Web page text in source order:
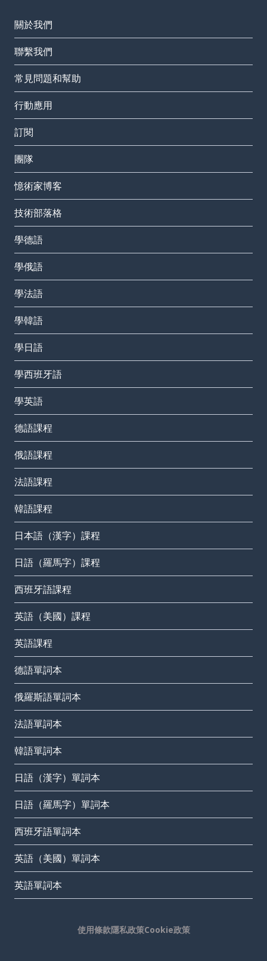
關於我們
聯繫我們
常見問題和幫助
行動應用
訂閱
團隊
憶術家博客
技術部落格
學德語
學俄語
學法語
學韓語
學日語
學西班牙語
學英語
德語課程
俄語課程
法語課程
韓語課程
日本語（漢字）課程
日語（羅馬字）課程
西班牙語課程
英語（美國）課程
英語課程
德語單詞本
俄羅斯語單詞本
法語單詞本
韓語單詞本
日語（漢字）單詞本
日語（羅馬字）單詞本
西班牙語單詞本
英語（美國）單詞本
英語單詞本
使用條款隱私政策Cookie政策